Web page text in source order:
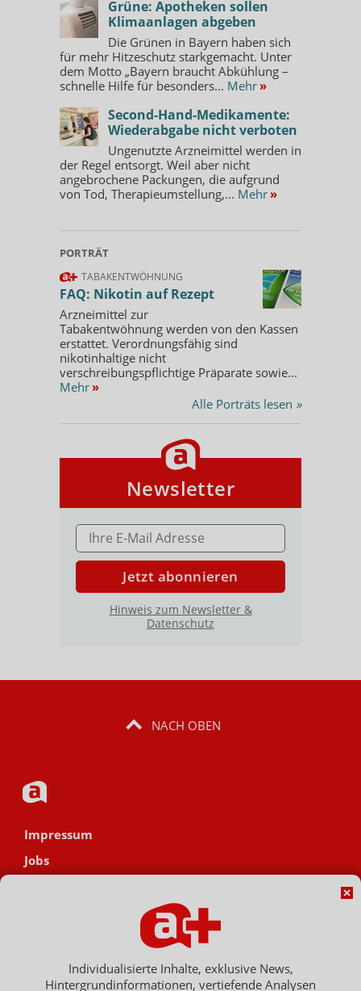
Grüne: Apotheken sollen
Klimaanlagen abgeben
Die Grünen in Bayern haben sich
für mehr Hitzeschutz starkgemacht. Unter
dem Motto „Bayern braucht Abkühlung –
schnelle Hilfe für besonders... Mehr »
Second-Hand-Medikamente:
Wiederabgabe nicht verboten
Ungenutzte Arzneimittel werden in
der Regel entsorgt. Weil aber nicht
angebrochene Packungen, die aufgrund
von Tod, Therapieumstellung,... Mehr »
PORTRÄT
TABAKENTWÖHNUNG
FAQ: Nikotin auf Rezept
Arzneimittel zur
Tabakentwöhnung werden von den Kassen
erstattet. Verordnungsfähig sind
nikotinhaltige nicht
verschreibungspflichtige Präparate sowie...
Mehr »
Alle Porträts lesen »
Newsletter
E-MAIL ADRESSE
Jetzt abonnieren
Hinweis zum Newsletter &
Datenschutz
NACH OBEN
Impressum
Jobs
Hinweisgebersystem
Individualisierte Inhalte, exklusive News,
Hintergrundinformationen, vertiefende Analysen